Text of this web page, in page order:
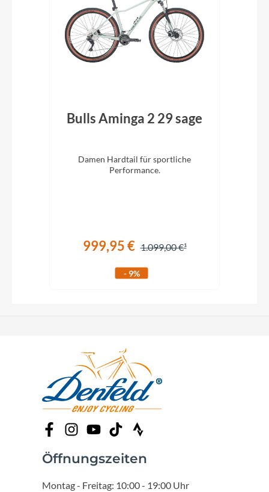
Bulls Aminga 2 29 sage
Damen Hardtail für sportliche
Performance.
999,95 € 1.099,00 €
- 9%
Öffnungszeiten
Montag - Freitag: 10:00 - 19:00 Uhr